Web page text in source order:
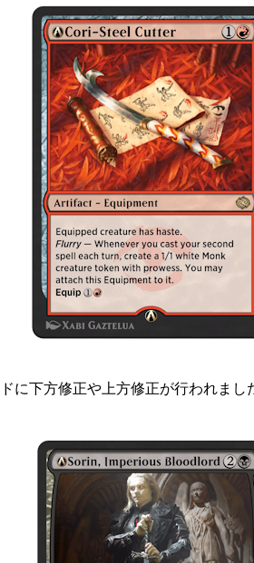
k
に下方修正や上方修正が行われまし